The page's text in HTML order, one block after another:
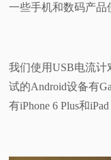
一些手机和数码产品
我们使用USB电流计
试的Android设备有
有iPhone 6 Plus和